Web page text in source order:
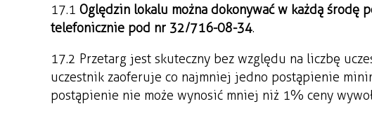
17.1 Oględzin lokalu można dokonywać w każdą środę
telefonicznie pod nr 32/716-08-34.
17.2 Przetarg jest skuteczny bez względu na liczbę
uczestnik zaoferuje co najmniej jedno postąpienie
postąpienie nie może wynosić mniej niż 1% ceny